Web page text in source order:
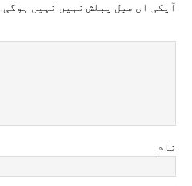
آپکی ای ميل پبلش نہيں نہيں ہوگی.
نام